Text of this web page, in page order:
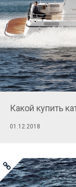
Какой купить
01.12.2018